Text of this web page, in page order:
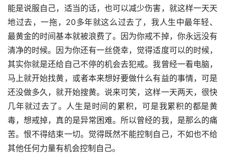
能是说服自己，适当的话，也可以减少伤害，就这样一天天
地过去，一拖，20多年就这么过去了，我人生中最年轻、
最黄金的时间基本就被浪费了。因为你戒不掉，你永远没有
清净的时候。因为你还有一丝侥幸，觉得适度可以的时候，
其实你就是还给自己不停的机会去犯戒。我曾经一看电脑，
马上就开始找黄，或者本来想好要做什么有益的事情，可是
还没做多久，就开始搜黄。说来可笑，这样一天两天，很快
几年就过去了。人生是时间的累积，可是我累积的都是黄
毒，想戒掉，真的是异常困难。所以曾经的我，是那么的痛
苦。恨不得结束一切。觉得既然不能控制自己，不如也不给
其他任何力量有机会控制自己。